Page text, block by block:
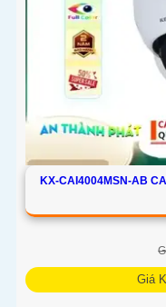
KX-CAI4004MSN-AB
Giá